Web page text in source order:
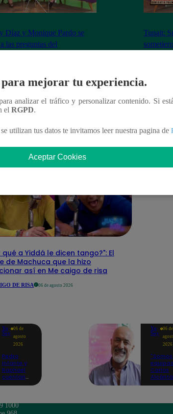
Díaz y Monique Pardo se
las preguntas del
Tunait:
qué a Yiddá le dicen tango?": El
de Machuca que la hizo
así en Me caigo de risa
DE RISA 06 de agosto 2026
Yo
Soy
06 de
agosto
2026
Pedro
Infante y
Raphael
cuentan
vida en
nueva
Yo
Soy
06 de
2026
Carlos
nueva
para mejorar tu experiencia.
analizar el tráfico y personalizar contenido. Si
el RGPD.
utilizan tus datos te invitamos leer nuestra pagina de
Aceptar Cookies
1000